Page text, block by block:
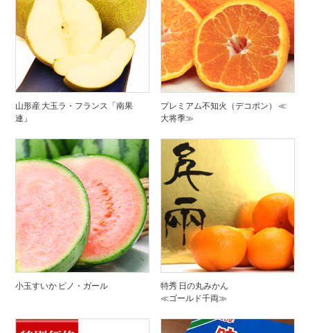
山形産 大玉ラ・フランス「南果
連」
プレミアム不知火（デコポン） ≪
大将季≫
小玉すいか ピノ・ガール
特秀 日の丸みかん
≪ゴールド千両≫